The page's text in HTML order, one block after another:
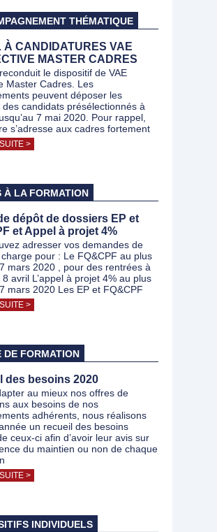
THÉMATIQUE
À CANDIDATURES VAE
MASTER CADRES
reconduit le dispositif de VAE
Master Cadres. Les
peuvent déposer les
des candidats présélectionnés à
7 mai 2020. Pour rappel,
s’adresse aux cadres fortement
>
À LA FORMATION
dépôt de dossiers EP et
et Appel à projet 4%
adresser vos demandes de
pour : Le FQ&CPF au plus
mars 2020 , pour des rentrées à
avril L’appel à projet 4% au plus
mars 2020 Les EP et FQ&CPF
>
DE FORMATION
des besoins 2020
au mieux nos offres de
aux besoins de nos
adhérents, nous réalisons
un recueil des besoins
ceux-ci afin d’avoir leur avis sur
du maintien ou non de chaque
>
INDIVIDUELS